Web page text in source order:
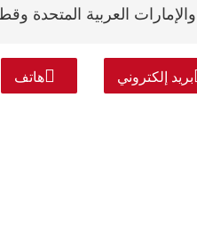
العربية المتحدة
بريد إلكتروني هاتف